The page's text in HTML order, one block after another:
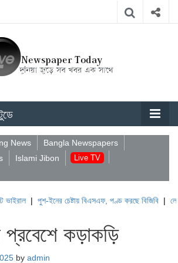
News
Bangla Newspapers
Islami Jibon Live TV
পুশ-ইনের চেষ্টায় বিএসএফ, পণ্ড করছে বিজিবি| লেবাননের
প্রবেশে কড়াকড়ি
by admin